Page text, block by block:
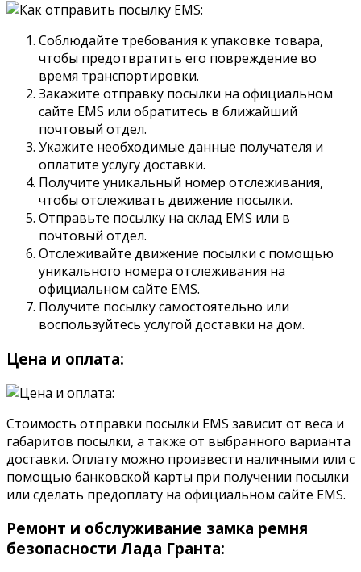
Соблюдайте требования к упаковке товара,
чтобы предотвратить его повреждение во
время транспортировки.
Закажите отправку посылки на официальном
сайте EMS или обратитесь в ближайший
почтовый отдел.
Укажите необходимые данные получателя и
оплатите услугу доставки.
Получите уникальный номер отслеживания,
чтобы отслеживать движение посылки.
Отправьте посылку на склад EMS или в
почтовый отдел.
Отслеживайте движение посылки с помощью
уникального номера отслеживания на
официальном сайте EMS.
Получите посылку самостоятельно или
воспользуйтесь услугой доставки на дом.
Цена и оплата:
Стоимость отправки посылки EMS зависит от веса и
габаритов посылки, а также от выбранного варианта
доставки. Оплату можно произвести наличными или с
помощью банковской карты при получении посылки
или сделать предоплату на официальном сайте EMS.
Ремонт и обслуживание замка ремня
безопасности Лада Гранта: